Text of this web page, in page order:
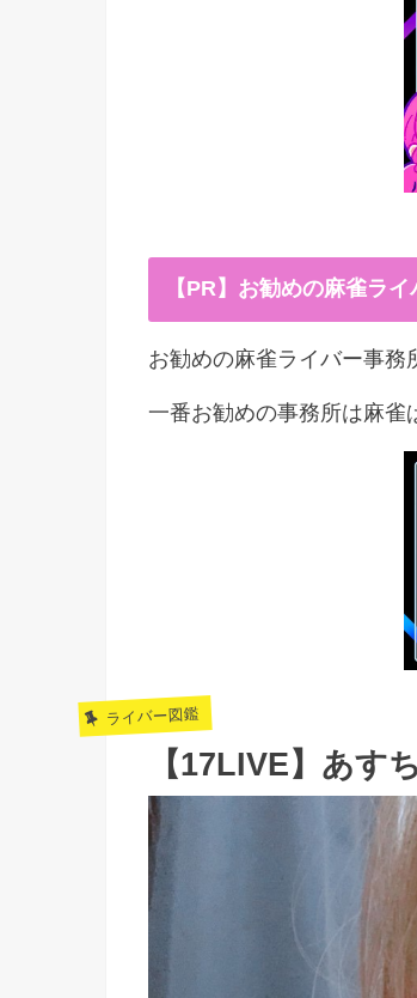
【PR】お勧めの麻雀ラ
お勧めの麻雀ライバー事務
一番お勧めの事務所は麻雀
ライバー図鑑
【17LIVE】あすち